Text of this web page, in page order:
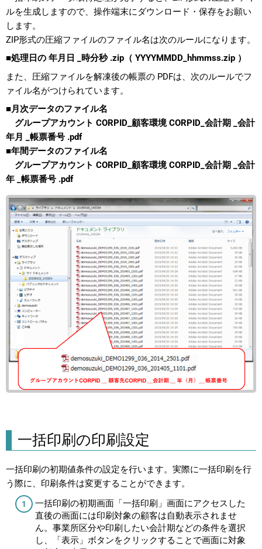
ルを生成しますので、操作端末にダウンロード・保存をお願い
します。
ZIP形式の圧縮ファイルのファイル名は次のルールになります。
■処理日の 年月日 _時分秒 .zip（ YYYYMMDD_hhmmss.zip ）
また、圧縮ファイルを解凍後の帳票の PDFは、次のルールでフ
ァイル名がつけられています。
■月次データのファイル名
グループアカウント CORPID_顧客環境 CORPID_会計期 _会計
年月 _帳票番号 .pdf
■年間データのファイル名
グループアカウント CORPID_顧客環境 CORPID_会計期 _会計
年 _帳票番号 .pdf
一括印刷の印刷設定
一括印刷の初期値条件の設定を行います。実際に一括印刷を行
う際に、印刷条件は変更することができます。
一括印刷の初期画面「一括印刷」画面にアクセスした
直後の画面には印刷対象の顧客は自動表示されませ
ん。事業所区分や印刷したい会計期などの条件を選択
し、「表示」ボタンをクリックすることで画面に対象